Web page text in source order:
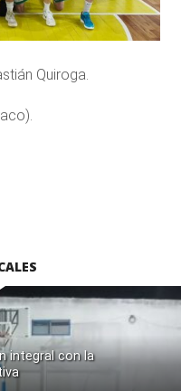
Quiroga.
integral con la